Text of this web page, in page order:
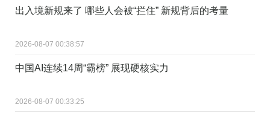
出入境新规来了 哪些人会被“拦住” 新规背后的考量
2026-08-07 00:38:57
中国AI连续14周“霸榜” 展现硬核实力
2026-08-07 00:33:25